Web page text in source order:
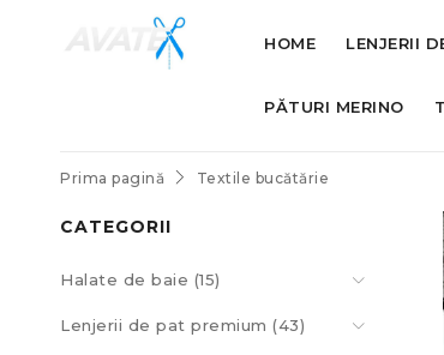
HOME LENJERII
PĂTURI MERINO
Prima pagină Textile bucătărie
CATEGORII
Halate de baie (15)
Lenjerii de pat premium (43)